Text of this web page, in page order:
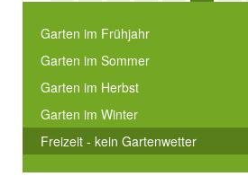
Garten im Frühjahr
Garten im Sommer
Garten im Herbst
Garten im Winter
Freizeit - kein Gartenwetter